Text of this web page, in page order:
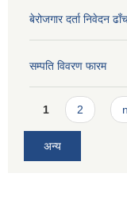
बेरोजगार दर्ता निवेदन
सम्पति विवरण फारम
Pages
1 2
अन्य